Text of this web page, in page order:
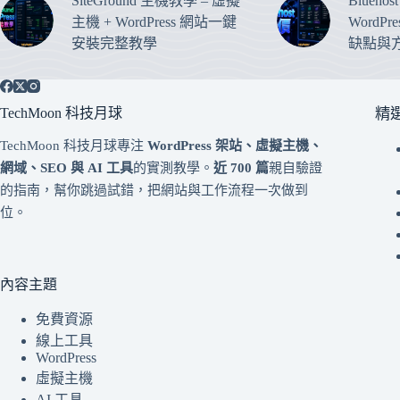
主機 + WordPress 網站一鍵
安裝完整教學
缺點與
TechMoon 科技月球
TechMoon 科技月球專注 WordPress 架站、虛擬主機、
網域、SEO 與 AI 工具的實測教學。 近 700 篇親自驗證
的指南，幫你跳過試錯，把網站與工作流程一次做到
位。
內容主題
免費資源
線上工具
WordPress
虛擬主機
精